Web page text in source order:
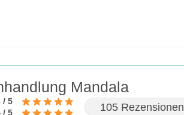
Mandala
/ 5
/ 5 105 Rezensionen